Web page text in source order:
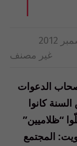
غير مصنف
الدعوات
كانوا
“ظلاميين”
المجتمع